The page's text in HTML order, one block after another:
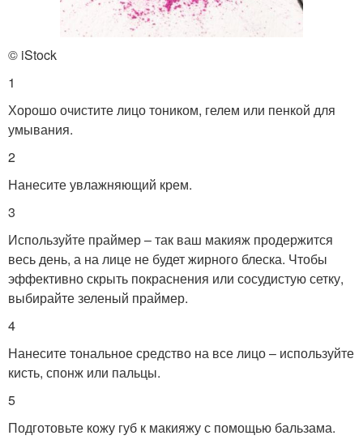
© iStock
1
Хорошо очистите лицо тоником, гелем или пенкой для
умывания.
2
Нанесите увлажняющий крем.
3
Используйте праймер – так ваш макияж продержится
весь день, а на лице не будет жирного блеска. Чтобы
эффективно скрыть покраснения или сосудистую сетку,
выбирайте зеленый праймер.
4
Нанесите тональное средство на все лицо – используйте
кисть, спонж или пальцы.
5
Подготовьте кожу губ к макияжу с помощью бальзама.